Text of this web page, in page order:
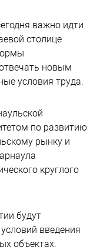
важно идти
столице
новым
условия труда.
по развитию
рынку и
круглого
будут
введения
объектах.